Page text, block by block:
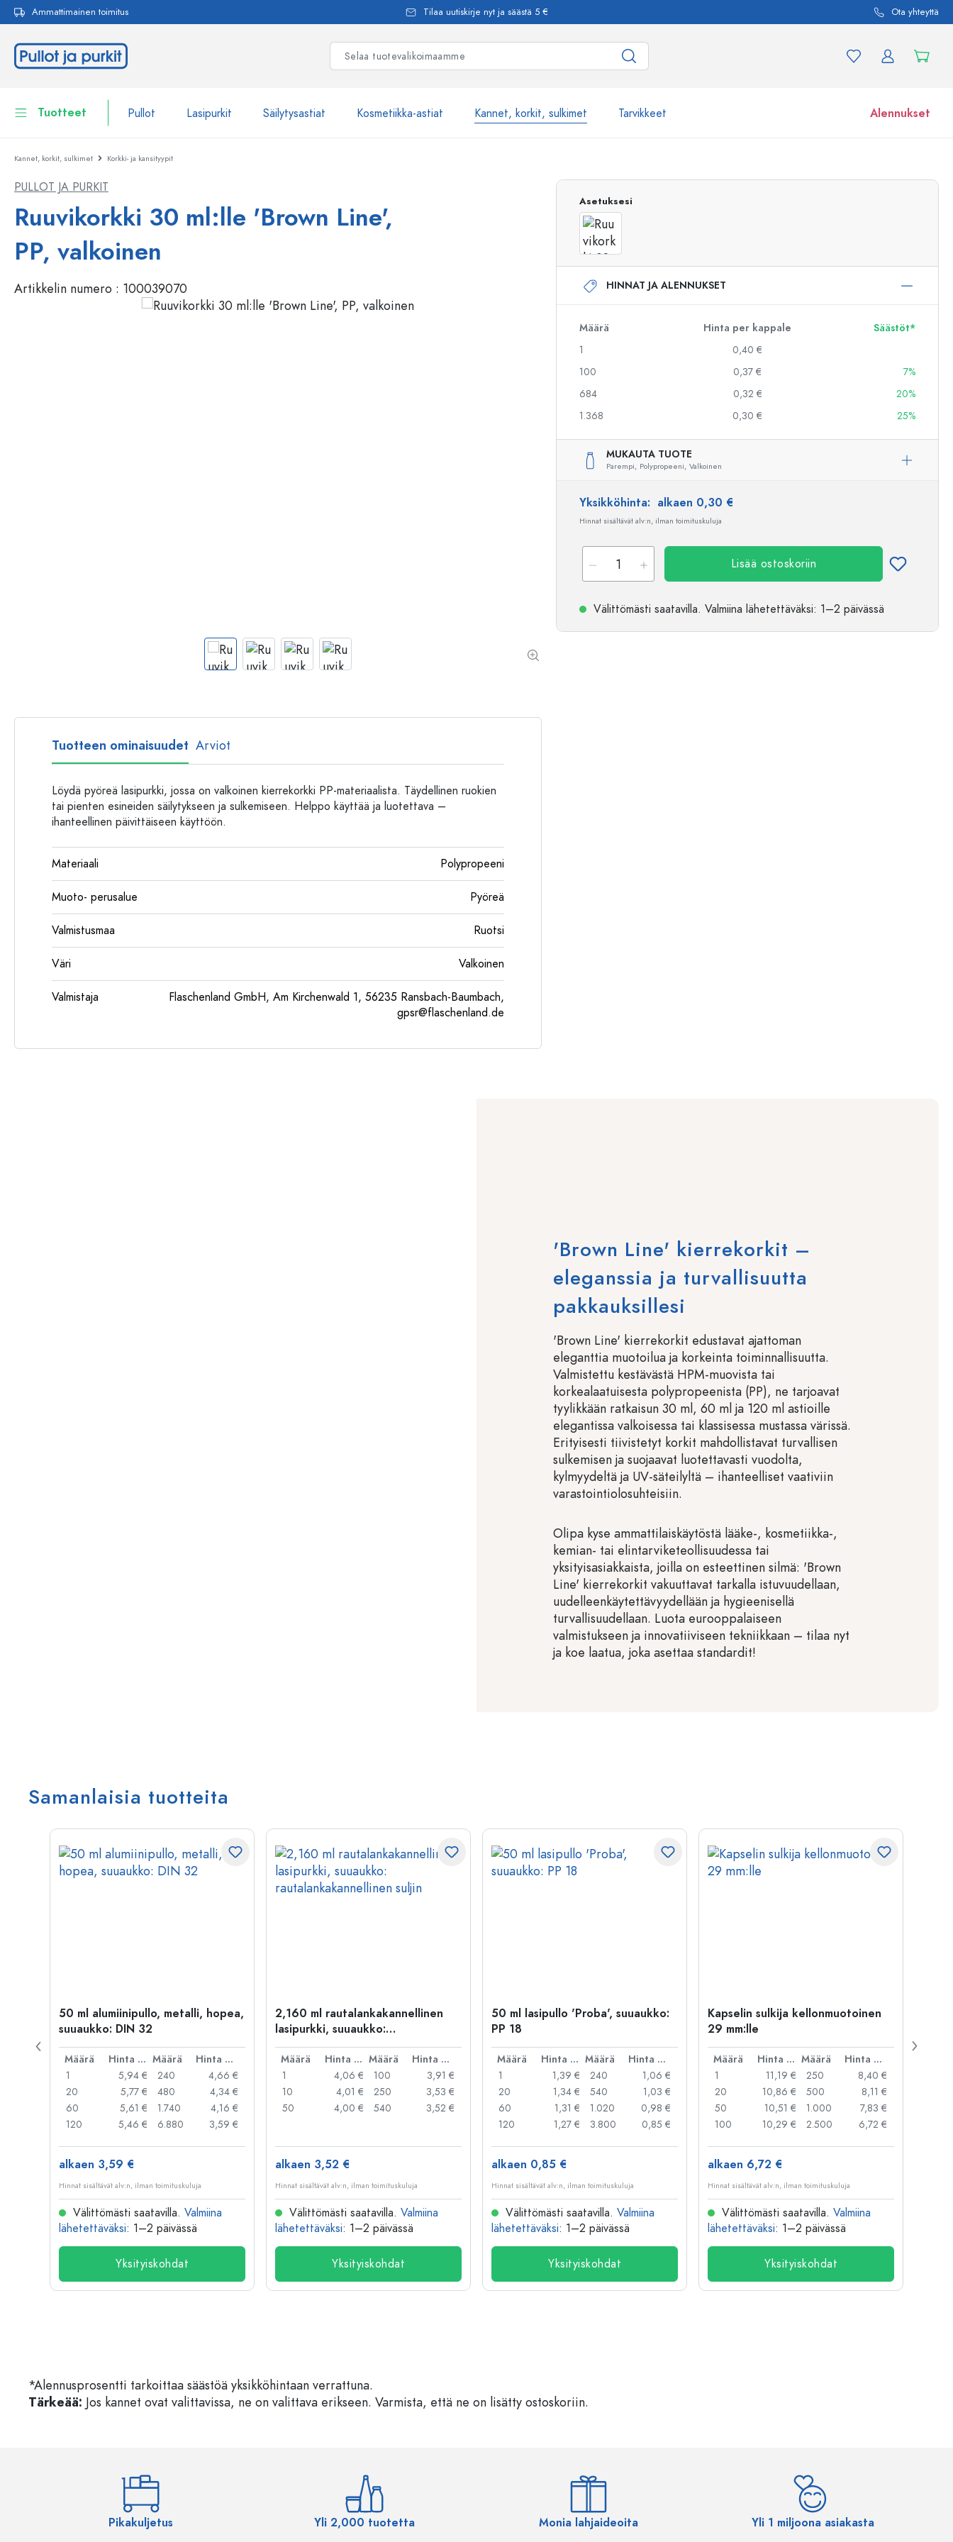
Siirry päänavigointiin
Ammattimainen toimitus Tilaa uutiskirje nyt ja säästä 5 € Ota yhteyttä
Tuotteet Pullot Lasipurkit Säilytysastiat Kosmetiikka-astiat Kannet, korkit, sulkimet Tarvikkeet Alennukset
Pullot
Lasipurkit
Säilytysastiat
Astiat
Kosmetiikka-astiat
Pullot tuotemerkin mukaan
WECK-Lasipullot
Estal-Lasipullot
Patenttikorkkipullot
Spraypullot
Airless-pumppupullot
Roll-on-pullot
Puristuspullot
Säilytyspullot
Ginipullot
Joulupullot
Koristeelliset pullot
Sylinteripullot
Muovipullot
Lasipurkit
Kannet, korkit, sulkimet Korkki- ja kansityypit
PULLOT JA PURKIT
Ruuvikorkki 30 ml:lle 'Brown Line',
PP, valkoinen
Artikkelin numero : 100039070
Asetuksesi
HINNAT JA ALENNUKSET
Määrä Hinta per kappale
Säästöt*
1
0,40 €
100
0,37 €
7%
684
0,32 €
20%
1.368
0,30 € 25%
MUKAUTA TUOTE
Parempi, Polypropeeni, Valkoinen
Yksikköhinta: alkaen 0,30 €
Hinnat sisältävät alv:n, ilman toimituskuluja
Lisää ostoskoriin
Välittömästi saatavilla. Valmiina lähetettäväksi: 1–2 päivässä
Tuotteen ominaisuudet Arviot
Löydä pyöreä lasipurkki, jossa on valkoinen kierrekorkki PP-materiaalista. Täydellinen ruokien
tai pienten esineiden säilytykseen ja sulkemiseen. Helppo käyttää ja luotettava –
ihanteellinen päivittäiseen käyttöön.
Materiaali Polypropeeni
Muoto- perusalue Pyöreä
Valmistusmaa Ruotsi
Väri Valkoinen
Valmistaja
Flaschenland GmbH, Am Kirchenwald 1, 56235 Ransbach-Baumbach,
gpsr@flaschenland.de
'Brown Line' kierrekorkit –
eleganssia ja turvallisuutta
pakkauksillesi
'Brown Line' kierrekorkit edustavat ajattoman
eleganttia muotoilua ja korkeinta toiminnallisuutta.
Valmistettu kestävästä HPM-muovista tai
korkealaatuisesta polypropeenista (PP), ne tarjoavat
tyylikkään ratkaisun 30 ml, 60 ml ja 120 ml astioille
elegantissa valkoisessa tai klassisessa mustassa värissä.
Erityisesti tiivistetyt korkit mahdollistavat turvallisen
sulkemisen ja suojaavat luotettavasti vuodolta,
kylmyydeltä ja UV-säteilyltä – ihanteelliset vaativiin
varastointiolosuhteisiin.
Olipa kyse ammattilaiskäytöstä lääke-, kosmetiikka-,
kemian- tai elintarviketeollisuudessa tai
yksityisasiakkaista, joilla on esteettinen silmä: 'Brown
Line' kierrekorkit vakuuttavat tarkalla istuvuudellaan,
uudelleenkäytettävyydellään ja hygieenisellä
turvallisuudellaan. Luota eurooppalaiseen
valmistukseen ja innovatiiviseen tekniikkaan – tilaa nyt
ja koe laatua, joka asettaa standardit!
Samanlaisia tuotteita
50 ml alumiinipullo, metalli, hopea,
suuaukko: DIN 32
Määrä Hinta per kpl Määrä
Hinta per kpl
1
5,94 €
20
5,77 €
60
5,61 €
120
5,46 €
240
4,66 €
480
4,34 €
1.740
4,16 €
6.880
3,59 €
alkaen 3,59 €
Hinnat sisältävät alv:n, ilman toimituskuluja
Välittömästi saatavilla. Valmiina
lähetettäväksi: 1–2 päivässä
Yksityiskohdat
2,160 ml rautalankakannellinen
lasipurkki, suuaukko:
rautalankakannellinen suljin
Määrä Hinta per kpl Määrä
Hinta per kpl
1
4,06 €
10
4,01 €
50
4,00 €
100
3,91 €
250
3,53 €
540
3,52 €
alkaen 3,52 €
Hinnat sisältävät alv:n, ilman toimituskuluja
Välittömästi saatavilla. Valmiina
lähetettäväksi: 1–2 päivässä
Yksityiskohdat
50 ml lasipullo 'Proba', suuaukko:
PP 18
Määrä Hinta per kpl Määrä
Hinta per kpl
1
1,39 €
20
1,34 €
60
1,31 €
120
1,27 €
240
1,06 €
540
1,03 €
1.020
0,98 €
3.800
0,85 €
alkaen 0,85 €
Hinnat sisältävät alv:n, ilman toimituskuluja
Välittömästi saatavilla. Valmiina
lähetettäväksi: 1–2 päivässä
Yksityiskohdat
Kapselin sulkija kellonmuotoinen
29 mm:lle
Määrä Hinta per kpl Määrä
Hinta per kpl
1
11,19 €
20
10,86 €
50
10,51 €
100
10,29 €
250
8,40 €
500
8,11 €
1.000
7,83 €
2.500
6,72 €
alkaen 6,72 €
Hinnat sisältävät alv:n, ilman toimituskuluja
Välittömästi saatavilla. Valmiina
lähetettäväksi: 1–2 päivässä
Yksityiskohdat
*Alennusprosentti tarkoittaa säästöä yksikköhintaan verrattuna.
Tärkeää: Jos kannet ovat valittavissa, ne on valittava erikseen. Varmista, että ne on lisätty ostoskoriin.
Pikakuljetus Yli 2,000 tuotetta Monia lahjaideoita Yli 1 miljoona asiakasta